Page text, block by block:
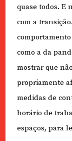
quase todos. E
com a
como a da
mostrar que
propriamente
medidas de
horário de
espaços, para